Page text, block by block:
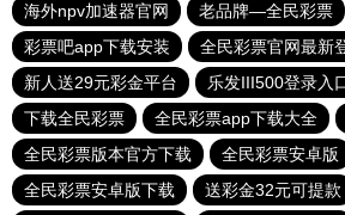
海外npv加速器官网
老品牌—全民彩票
彩票吧app下载安装
全民彩票官网最新
新人送29元彩金平台
乐发III500登录入
下载全民彩票
全民彩票app下载大全
全民彩票版本官方下载
全民彩票安卓版
全民彩票安卓版下载
送彩金32元可提款